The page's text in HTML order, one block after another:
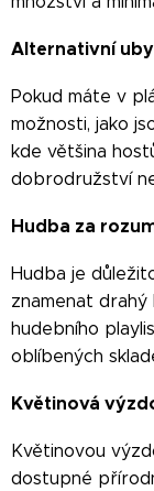
Alternativní
Pokud máte v
možnosti, jako
kde většina
dobrodružství
Hudba za
Hudba je
znamenat drahý
hudebního
oblíbených
Květinová
Květinovou
dostupné